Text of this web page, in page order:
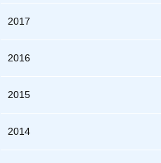
2017
2016
2015
2014